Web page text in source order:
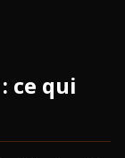
ce qui